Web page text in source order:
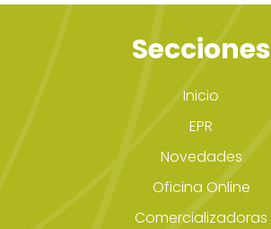
Secciones
Inicio
EPR
Novedades
Oficina Online
Comercializadoras